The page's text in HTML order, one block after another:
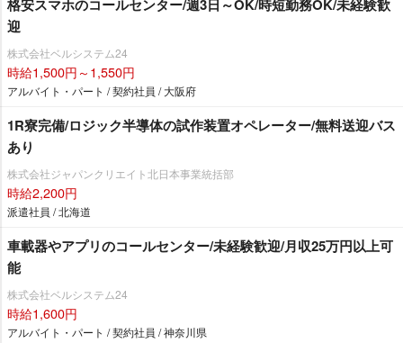
格安スマホのコールセンター/週3日～OK/時短勤務OK/未経験歓
迎
株式会社ベルシステム24
時給1,500円～1,550円
アルバイト・パート / 契約社員 / 大阪府
1R寮完備/ロジック半導体の試作装置オペレーター/無料送迎バス
あり
株式会社ジャパンクリエイト北日本事業統括部
時給2,200円
派遣社員 / 北海道
車載器やアプリのコールセンター/未経験歓迎/月収25万円以上可
能
株式会社ベルシステム24
時給1,600円
アルバイト・パート / 契約社員 / 神奈川県